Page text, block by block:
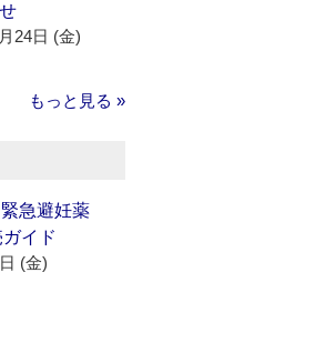
24日 (金)
もっと見る »
緊急避妊薬
イド
(金)